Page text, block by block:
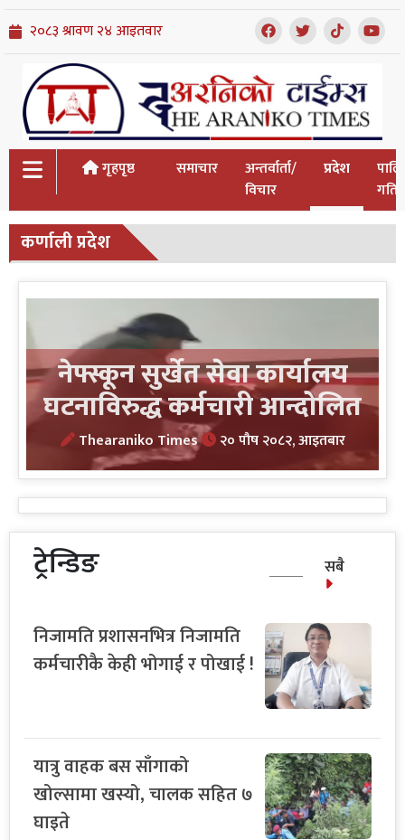
गृहपृष्ठ समाचार
अन्तर्वार्ता/
विचार
प्रदेश
कर्णाली प्रदेश
नेफ्स्कून सुर्खेत सेवा कार्यालय
घटनाविरुद्ध कर्मचारी आन्दोलित
Thearaniko Times २० पौष २०८२, आइतबार
ट्रेन्डिङ सबै
निजामति प्रशासनभित्र निजामति
कर्मचारीकै केही भोगाई र पोखाई !
यात्रु वाहक बस साँगाको
खोल्सामा खस्यो, चालक सहित ७
घाइते